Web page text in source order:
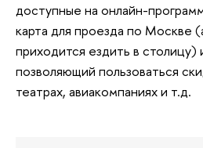
доступные на онлайн-
карта для проезда по Москве
приходится ездить в столицу)
позволяющий пользоваться
театрах, авиакомпаниях и т.д.